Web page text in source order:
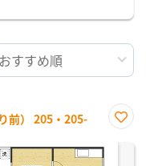
前） 205・205-
に入